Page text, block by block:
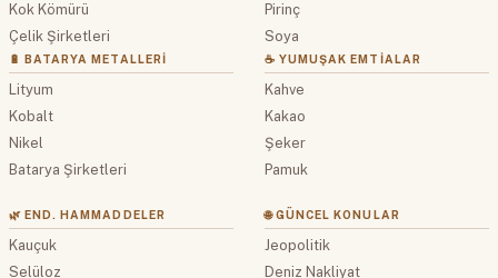
Kok Kömürü
Çelik Şirketleri
🔋 BATARYA METALLERI
Lityum
Kobalt
Nikel
Batarya Şirketleri
Pirinç
Soya
☕ YUMUŞAK EMTIALAR
Kahve
Kakao
Şeker
Pamuk
🌿 END. HAMMADDELER
Kauçuk
Selüloz
🌐 GÜNCEL KONULAR
Jeopolitik
Deniz Nakliyat